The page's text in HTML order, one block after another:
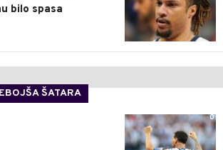
bilo spasa
ŠATARA
0